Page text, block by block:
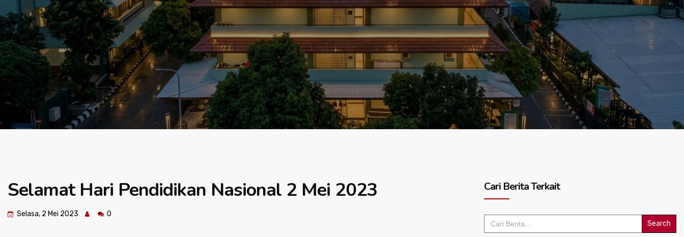
Selamat Hari Pendidikan Nasional 2 Mei 2023
Selasa, 2 Mei 2023 0
Cari Berita Terkait
Search
for: